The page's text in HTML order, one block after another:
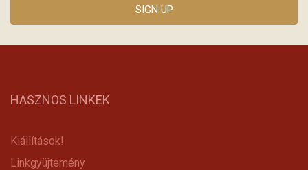
HASZNOS LINKEK
Kiállítások!
Linkgyüjtemény